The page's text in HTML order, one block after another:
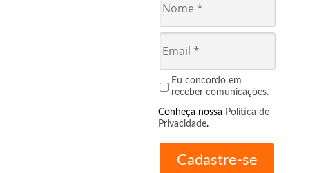
Eu concordo em
receber comunicações.
Conheça nossa Política de
Privacidade.